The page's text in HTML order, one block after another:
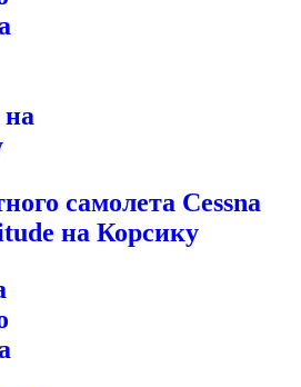
самолета Cessna
на Корсику